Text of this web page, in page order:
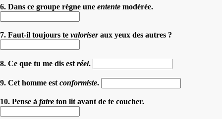
6. Dans ce groupe règne une entente modérée.
7. Faut-il toujours te valoriseraux yeux des autres ?
8. Ce que tu me dis est réel.
9. Cet homme est conformiste.
10. Pense à faire ton lit avant de te coucher.